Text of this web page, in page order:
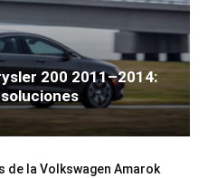
200 2011–2014:
de la Volkswagen Amarok